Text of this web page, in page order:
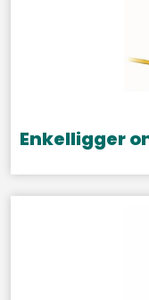
Enkelligger